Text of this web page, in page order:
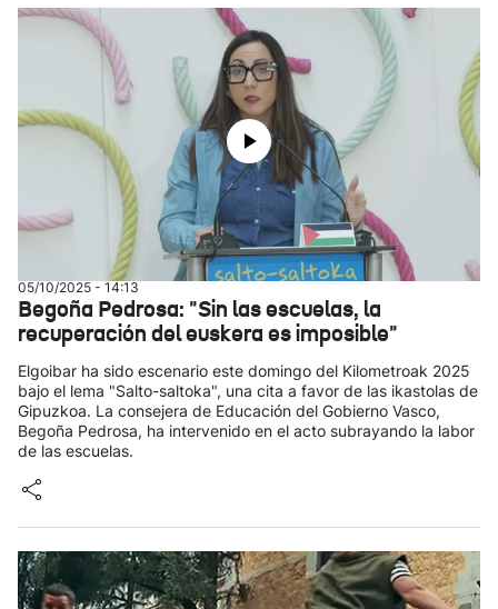
05/10/2025 - 14:13
Begoña Pedrosa: "Sin las escuelas, la
recuperación del euskera es imposible"
Elgoibar ha sido escenario este domingo del Kilometroak 2025
bajo el lema "Salto-saltoka", una cita a favor de las ikastolas de
Gipuzkoa. La consejera de Educación del Gobierno Vasco,
Begoña Pedrosa, ha intervenido en el acto subrayando la labor
de las escuelas.